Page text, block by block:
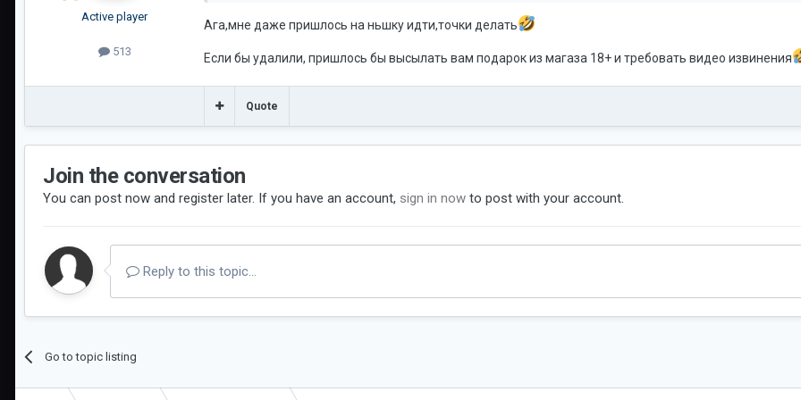
Active player
513
Ага,мне даже пришлось на ньшку идти,точки делать
Если бы удалили, пришлось бы высылать вам подарок из магаза 18+ и требовать видео извинения
Quote
Join the conversation
You can post now and register later. If you have an account, sign in now to post with your account.
Reply to this topic...
Go to topic listing